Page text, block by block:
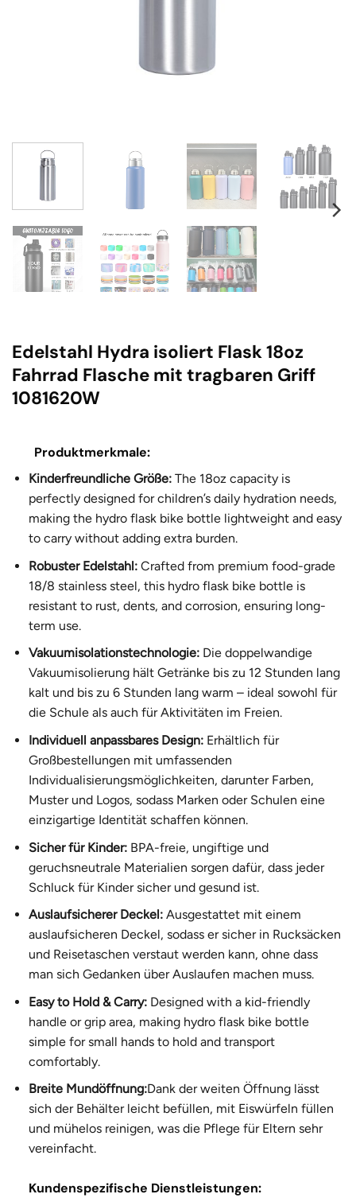
Edelstahl Hydra isoliert Flask 18oz
Fahrrad Flasche mit tragbaren Griff
1081620W
Produktmerkmale:
Kinderfreundliche Größe: The 18oz capacity is
perfectly designed for children’s daily hydration needs,
making the hydro flask bike bottle lightweight and easy
to carry without adding extra burden.
Robuster Edelstahl: Crafted from premium food-grade
18/8 stainless steel, this hydro flask bike bottle is
resistant to rust, dents, and corrosion, ensuring long-
term use.
Vakuumisolationstechnologie: Die doppelwandige
Vakuumisolierung hält Getränke bis zu 12 Stunden lang
kalt und bis zu 6 Stunden lang warm – ideal sowohl für
die Schule als auch für Aktivitäten im Freien.
Individuell anpassbares Design: Erhältlich für
Großbestellungen mit umfassenden
Individualisierungsmöglichkeiten, darunter Farben,
Muster und Logos, sodass Marken oder Schulen eine
einzigartige Identität schaffen können.
Sicher für Kinder: BPA-freie, ungiftige und
geruchsneutrale Materialien sorgen dafür, dass jeder
Schluck für Kinder sicher und gesund ist.
Auslaufsicherer Deckel: Ausgestattet mit einem
auslaufsicheren Deckel, sodass er sicher in Rucksäcken
und Reisetaschen verstaut werden kann, ohne dass
man sich Gedanken über Auslaufen machen muss.
Easy to Hold & Carry: Designed with a kid-friendly
handle or grip area, making hydro flask bike bottle
simple for small hands to hold and transport
comfortably.
Breite Mundöffnung:Dank der weiten Öffnung lässt
sich der Behälter leicht befüllen, mit Eiswürfeln füllen
und mühelos reinigen, was die Pflege für Eltern sehr
vereinfacht.
Kundenspezifische Dienstleistungen: